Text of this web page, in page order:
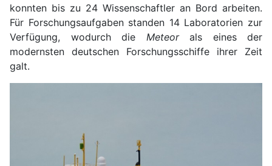
konnten bis zu 24 Wissenschaftler an Bord arbeiten.
Für Forschungsaufgaben standen 14 Laboratorien zur
Verfügung, wodurch die Meteorals eines der
modernsten deutschen Forschungsschiffe ihrer Zeit
galt.